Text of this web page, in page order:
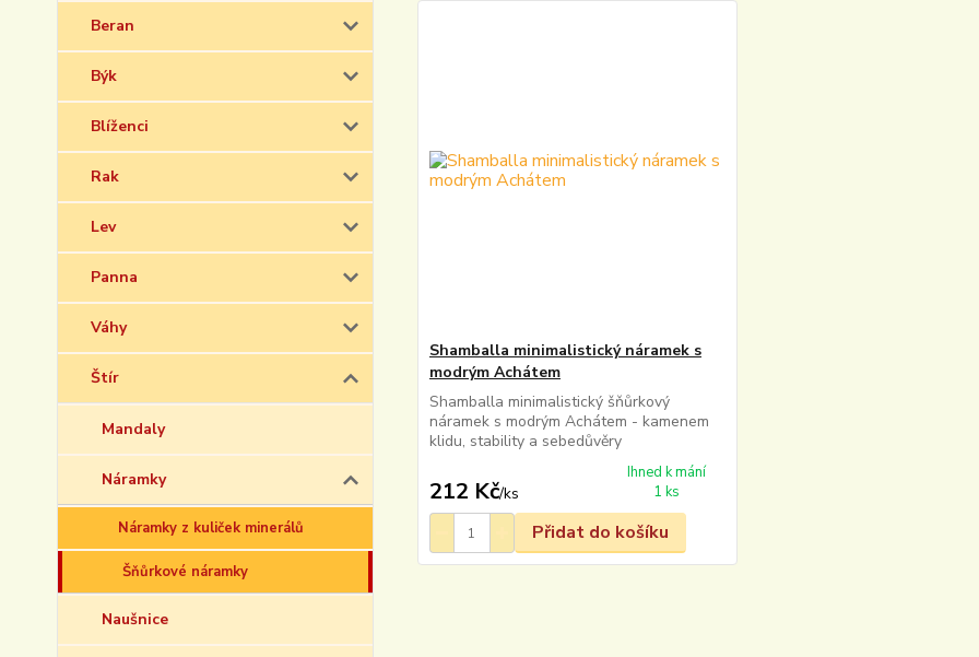
Beran
Býk
Blíženci
Rak
Lev
Panna
Váhy
Štír
Mandaly
Náramky
Náramky z kuliček minerálů
Šňůrkové náramky
Naušnice
Shamballa minimalistický náramek s
modrým Achátem
Shamballa minimalistický šňůrkový
náramek s modrým Achátem - kamenem
klidu, stability a sebedůvěry
212 Kč/ks
Ihned k mání
1 ks
Přidat do košíku